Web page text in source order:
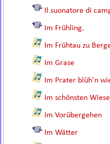
Il suonatore di
Im Frühling.
Im Frühtau zu
Im Grase
Im Prater blüh'n
Im schönsten
Im Vorübergehen
Im Wätter